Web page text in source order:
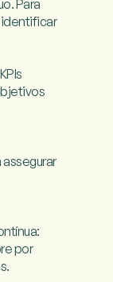
Para
por